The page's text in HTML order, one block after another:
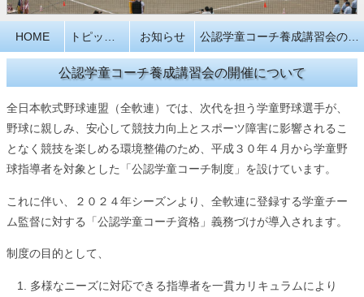
HOME お知らせ 公認学童コーチ養成講習会の開催について
公認学童コーチ養成講習会の開催について
全日本軟式野球連盟（全軟連）では、次代を担う学童野球選手が、
野球に親しみ、安心して競技力向上とスポーツ障害に影響されるこ
となく競技を楽しめる環境整備のため、平成３０年４月から学童野
球指導者を対象とした「公認学童コーチ制度」を設けています。
これに伴い、２０２４年シーズンより、全軟連に登録する学童チー
ム監督に対する「公認学童コーチ資格」義務づけが導入されます。
制度の目的として、
多様なニーズに対応できる指導者を一貫カリキュラムにより